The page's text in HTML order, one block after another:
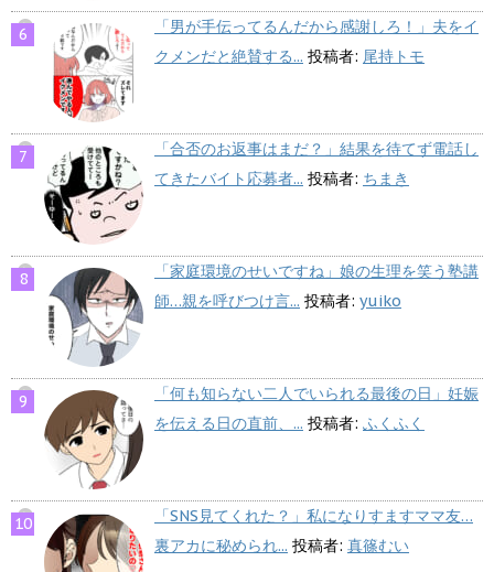
「男が手伝ってるんだから感謝しろ！」夫をイ
クメンだと絶賛する... 投稿者: 尾持トモ
「合否のお返事はまだ？」結果を待てず電話し
てきたバイト応募者... 投稿者: ちまき
「家庭環境のせいですね」娘の生理を笑う塾講
師…親を呼びつけ言... 投稿者: yuiko
「何も知らない二人でいられる最後の日」妊娠
を伝える日の直前、... 投稿者: ふくふく
「SNS見てくれた？」私になりすますママ友…
裏アカに秘められ... 投稿者: 真篠むい